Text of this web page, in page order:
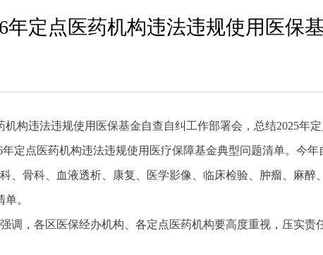
年定点医药机构违法违规使用医保
机构违法违规使用医保基金自查自纠工作部署会，总结2025年
定点医药机构违法违规使用医疗保障基金典型问题清单。今
、骨科、血液透析、康复、医学影像、临床检验、肿瘤、麻
。
调，各区医保经办机构、各定点医药机构要高度重视，压实